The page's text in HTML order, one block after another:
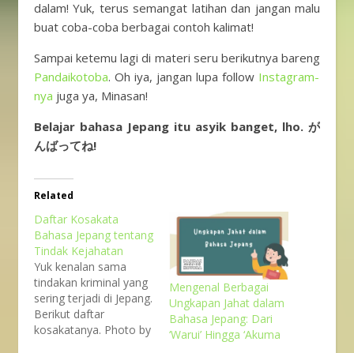
dalam! Yuk, terus semangat latihan dan jangan malu
buat coba-coba berbagai contoh kalimat!
Sampai ketemu lagi di materi seru berikutnya bareng
Pandaikotoba. Oh iya, jangan lupa follow Instagram-
nya juga ya, Minasan!
Belajar bahasa Jepang itu asyik banget, lho. が
んばってね!
Related
Daftar Kosakata
Bahasa Jepang tentang
Tindak Kejahatan
Yuk kenalan sama
tindakan kriminal yang
sering terjadi di Jepang.
Berikut daftar
kosakatanya. Photo by
Mengenal Berbagai
Ungkapan Jahat dalam
Bahasa Jepang: Dari
‘Warui’ Hingga ‘Akuma